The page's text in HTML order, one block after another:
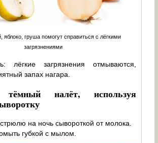
яблоко, груша помогут справиться с лёгкими
загрязнениями
лёгкие загрязнения отмываются,
запах нагара.
налёт, используя
на ночь сывороткой от молока.
губкой с мылом.